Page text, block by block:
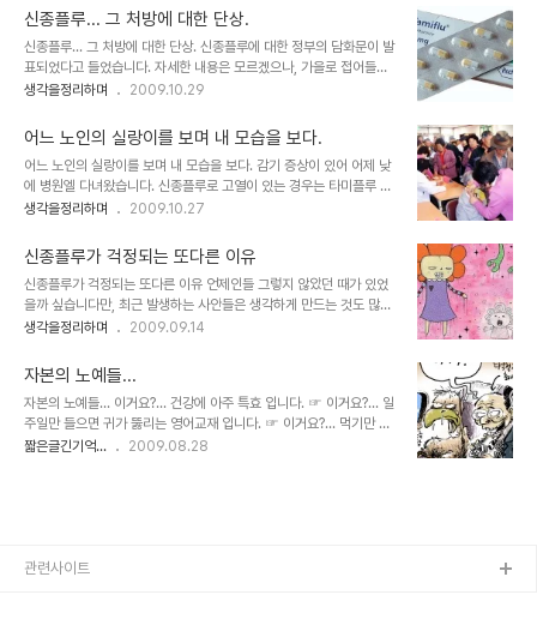
꾸기란 쉽지가 않다는 것이 문제라면 문제일..
나의 기사가 있는데, 바로 "'백신이 원인' 입증 안돼도 보상"이라는 기
사입니다. 그리고 이어지는 기사 하나는 신종플루 백신을 접종한 후 집
단으로 발병한 원인이 신종플루에 감염된 것 때문이라는 기사입니다.
신종플루를 예방하려고 주사를 맞았는데, 신종플루에 감염이 되었다
면... 신종플루 변종이 유행한다는 말인지... 기사의 내용으로 보아서는
이 아니라 단지 단편적인 사실-..
신종플루... 그 처방에 대한 단상.
신종플루... 그 처방에 대한 단상. 신종플루에 대한 정부의 담화문이 발
표되었다고 들었습니다. 자세한 내용은 모르겠으나, 가을로 접어들어
신종플루 확산에 대한 대처로써 타미플루 처방에 대한 완화가 주요 내
이 발생하고 있다는 사실입니다. 신종플루 감염에 대한 검사도 그렇지
만, 의심이 된다 싶으면 바로 타미플루 처방을 하고 있는 현재의 방식
에 있어 과연 이것이 올바른 대처 방법인가 싶습니다. 딸 아이가 열이
있어 병원엘 다녀왔는데, 바로 타미플루 처방이 되었습니다. 아이는 신
종플루에 대한 감염 검사를 하지도 않았고, 단지 열이 있다는 것 하나
처방 받았는데... 신종플루 감염 ..
생각을정리하며 2009.10.29
어느 노인의 실랑이를 보며 내 모습을 보다.
어느 노인의 실랑이를 보며 내 모습을 보다. 감기 증상이 있어 어제 낮
에 병원엘 다녀왔습니다. 신종플루로 고열이 있는 경우는 타미플루 처
방을 하라는 정부의 지침이 있다고 해서인지 사람들이 많았습니다. 그
예방주사 접종을 한다고 해서 할아버지 할머니 분들도 무척 많으시더
군요. ▲ 위 사진은 본 글과 관계가 없습니다. 이미치출처: 영양인터넷
뉴스 추출 편집 게재 그런데, 이 예방주사가 지역 마다 한정적으로 지
역 거주자를 접종을 한다는 것에서 어느 할아버지 한 분과 간호사간에
실랑이가 벌어지기 시작했습니다. 요는, 그 할아버지가 타 지역에서 오
였고 할아버지는 아랑곳 하지 않은 채로 한 번..
생각을정리하며 2009.10.27
신종플루가 걱정되는 또다른 이유
신종플루가 걱정되는 또다른 이유 언제인들 그렇지 않았던 때가 있었
을까 싶습니다만, 최근 발생하는 사안들은 생각하게 만드는 것도 많고,
조심해야할 것도 참 많습니다. 신종플루, 임진강 참사, 정치권의 개각
을 끼치고 있는 가장 큰 이슈라고 생각합니다. 그러고 보니 이렇게 지
속적으로 많은 일들이 발생하기 때문에 잊어야 하지 말아야 할 일들까
지도 쉽게 망각해 버리는 것은 아닌지 되짚어 보게 됩니다. 용산사태,
장자연 씨 자살 등등... 신종플루... 의학적으로는 잘 모르겠습니다. 그
리고 이러한 건강과 관련된 이슈를 상업적으로 접근하는 논리의 무서
생각을정리하며 2009.09.14
자본의 노예들...
자본의 노예들... 이거요?... 건강에 아주 특효 입니다. ☞ 이거요?... 일
주일만 들으면 귀가 뚫리는 영어교재 입니다. ☞ 이거요?... 먹기만 하
면 체중감량이 확실하게 됩니다. ☞ 이거요?... 이러 이러한 것들 모두
http://blog.ohmynews.com/solneum/50988 덧붙여... 인류
짧은글긴기억... 2009.08.28
관련사이트